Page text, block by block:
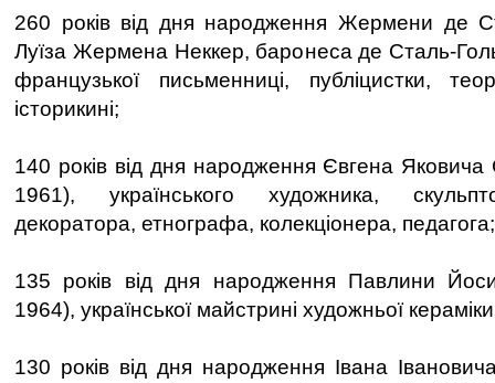
260 років від дня народження Жермени де
Луїза Жермена Неккер, баронеса де Сталь-
французької письменниці, публіцистки,
історикині;
140 років від дня народження Євгена
1961), українського художника,
декоратора, етнографа, колекціонера, педагога;
135 років від дня народження Павлини
1964), української майстрині художньої
130 років від дня народження Івана